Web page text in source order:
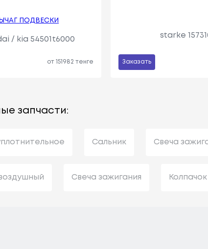
ПОДВЕСКИ
/ kia 54501t6000
от 151982 тенге
starke
Заказать
запчасти:
Сальник Свеча
Свеча зажигания